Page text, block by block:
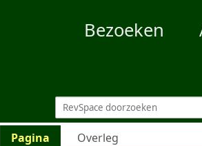
Bezoeken
Pagina Overleg